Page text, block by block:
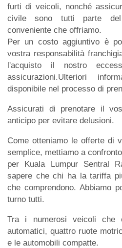
furti di veicoli, nonché
civile sono tutti parte
conveniente che offriamo.
Per un costo aggiuntivo è
vostra responsabilità
l'acquisto il nostro
assicurazioni.Ulteriori
disponibile nel processo di
Assicurati di prenotare il
anticipo per evitare delusioni.
Come otteniamo le offerte di
semplice, mettiamo a
per Kuala Lumpur Sentral
sapere che chi ha la tariffa
che comprendono. Abbiamo
turno tutti.
Tra i numerosi veicoli che
automatici, quattro ruote
e le automobili compatte.